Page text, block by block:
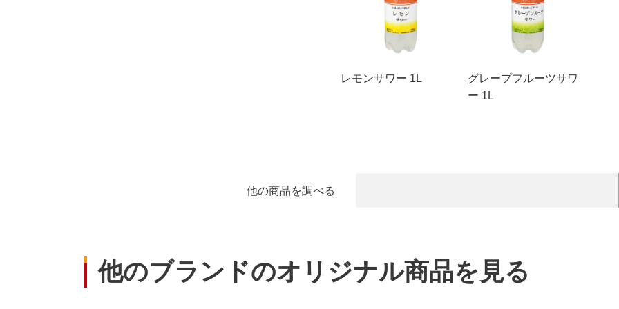
レモンサワー 1L
グレープフルーツサワ
ー 1L
他の商品を調べる
他のブランドのオリジナル商品を見る